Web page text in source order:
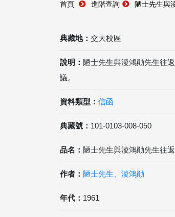
首頁 進階查詢 陋士先生與
典藏地： 交大校區
說明： 陋士先生與淩鴻勛先生往
議。
資料類型： 信函
典藏號： 101-0103-008-050
品名： 陋士先生與淩鴻勛先生往
作者： 陋士先生、淩鴻勛
年代： 1961